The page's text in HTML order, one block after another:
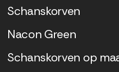
Schanskorven
Nacon Green
Schanskorven op